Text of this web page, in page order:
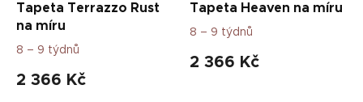
Tapeta Terrazzo Rust
na míru
8 – 9 týdnů
2 366 Kč
Tapeta Heaven na míru
8 – 9 týdnů
2 366 Kč